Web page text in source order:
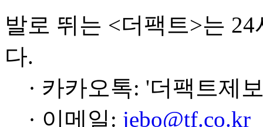
발로 뛰는 <더팩트>는
다.
· 카카오톡: '더팩트제
· 이메일: jebo@tf.co.kr